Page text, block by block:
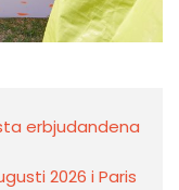
erbjudandena
2026 i Paris